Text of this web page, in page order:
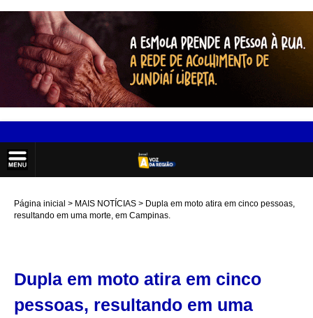
Página inicial MAIS NOTÍCIAS
Dupla em moto atira em cinco pessoas,
resultando em uma morte, em Campinas.
Dupla em moto atira em cinco
pessoas, resultando em uma